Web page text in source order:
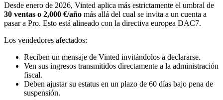
Desde enero de 2026, Vinted aplica más estrictamente el umbral de
30 ventas o 2,000 €/año más allá del cual se invita a un cuenta a
pasar a Pro. Esto está alineado con la directiva europea DAC7.
Los vendedores afectados:
Reciben un mensaje de Vinted invitándolos a declararse.
Ven sus ingresos transmitidos directamente a la administración
fiscal.
Deben ajustar su estatus en un plazo de 60 días bajo pena de
suspensión.